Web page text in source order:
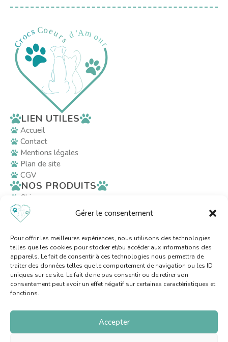
Gérer le consentement
Pour offrir les meilleures expériences, nous utilisons des technologies
telles que les cookies pour stocker et/ou accéder aux informations des
appareils. Le fait de consentir à ces technologies nous permettra de
traiter des données telles que le comportement de navigation ou les ID
uniques sur ce site. Le fait de ne pas consentir ou de retirer son
consentement peut avoir un effet négatif sur certaines caractéristiques et
fonctions.
Accepter
LIEN UTILES
Accueil
Contact
Mentions légales
Plan de site
CGV
NOS PRODUITS
Chiens
Chats
Décoration
AVEC LE SOUTIEN